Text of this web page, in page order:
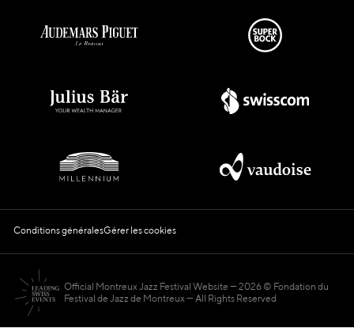
Conditions généralesGérer les cookies
Official Montreux Jazz Festival Website
2026 © Fondation du
Festival de Jazz de Montreux — All Rights Reserved